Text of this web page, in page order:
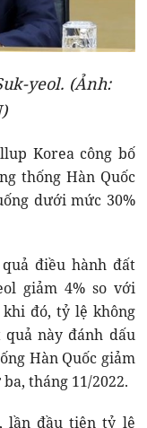
yeol. (Ảnh:
Korea công bố
thống Hàn Quốc
dưới mức 30%
điều hành đất
giảm 4% so với
đó, tỷ lệ không
quả này đánh dấu
Hàn Quốc giảm
tháng 11/2022.
lần đầu tiên tỷ lệ